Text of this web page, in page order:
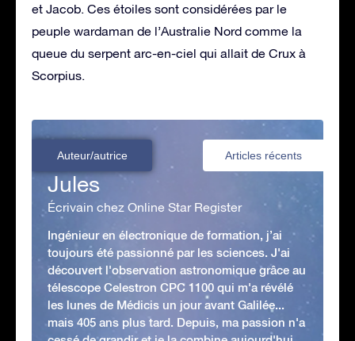
et Jacob. Ces étoiles sont considérées par le
peuple wardaman de l’Australie Nord comme la
queue du serpent arc-en-ciel qui allait de Crux à
Scorpius.
Auteur/autrice Articles récents
Jules
Écrivain chez Online Star Register
Ingénieur en électronique de formation, j’ai
toujours été passionné par les sciences. J'ai
découvert l'observation astronomique grâce au
télescope Celestron CPC 1100 qui m'a révélé
les lunes de Médicis un jour avant Galilée...
mais 405 ans plus tard. Depuis, ma passion n'a